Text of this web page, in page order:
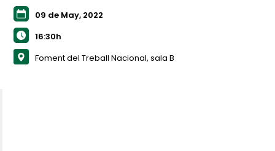
09 de May, 2022
16:30h
Foment del Treball Nacional, sala B